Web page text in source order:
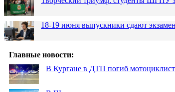
18-19 июня выпускники сдают
Главные новости:
В Кургане в ДТП погиб мотоциклист